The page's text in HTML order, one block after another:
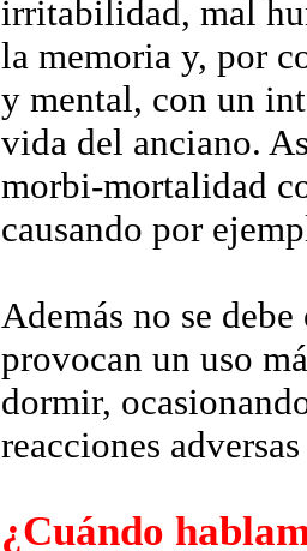
irritabilidad, mal
la memoria y, por
y mental, con un
vida del anciano.
morbi-mortalidad
causando por
Además no se
provocan un uso
dormir,
reacciones
¿Cuándo